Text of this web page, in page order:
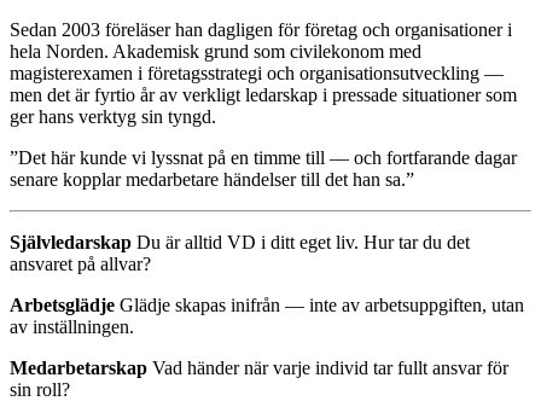
Sedan 2003 föreläser han dagligen för företag och organisationer i
hela Norden. Akademisk grund som civilekonom med
magisterexamen i företagsstrategi och organisationsutveckling —
men det är fyrtio år av verkligt ledarskap i pressade situationer som
ger hans verktyg sin tyngd.
”Det här kunde vi lyssnat på en timme till — och fortfarande dagar
senare kopplar medarbetare händelser till det han sa.”
Självledarskap Du är alltid VD i ditt eget liv. Hur tar du det
ansvaret på allvar?
Arbetsglädje Glädje skapas inifrån — inte av arbetsuppgiften, utan
av inställningen.
Medarbetarskap Vad händer när varje individ tar fullt ansvar för
sin roll?